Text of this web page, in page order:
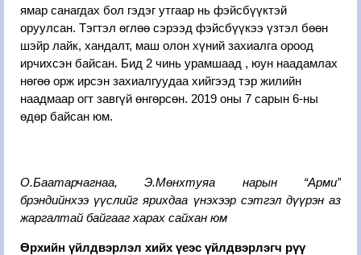
ямар санагдах бол гэдэг утгаар нь фэйсбүүктэй
оруулсан. Тэгтэл өглөө сэрээд фэйсбүүкээ үзтэл бөөн
шэйр лайк, хандалт, маш олон хүний захиалга ороод
ирчихсэн байсан. Бид 2 чинь урамшаад , юун наадамлах
нөгөө орж ирсэн захиалгуудаа хийгээд тэр жилийн
наадмаар огт завгүй өнгөрсөн. 2019 оны 7 сарын 6-ны
өдөр байсан юм.
О.Баатарчагнаа, Э.Мөнхтуяа нарын “Арми”
брэндийнхээ үүслийг ярихдаа үнэхээр сэтгэл дүүрэн аз
жаргалтай байгааг харах сайхан юм
Өрхийн үйлдвэрлэл хийх үеэс үйлдвэрлэгч рүү